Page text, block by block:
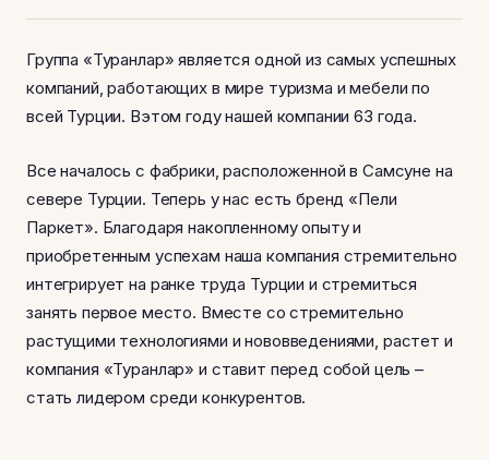
Группа «Туранлар» является одной из самых успешных
компаний, работающих в мире туризма и мебели по
всей Турции. Вэтом году нашей компании 63 года.
Все началось с фабрики, расположенной в Самсуне на
севере Турции. Теперь у нас есть бренд «Пели
Паркет». Благодаря накопленному опыту и
приобретенным успехам наша компания стремительно
интегрирует на ранке труда Турции и стремиться
занять первое место. Вместе со стремительно
растущими технологиями и нововведениями, растет и
компания «Туранлар» и ставит перед собой цель –
стать лидером среди конкурентов.